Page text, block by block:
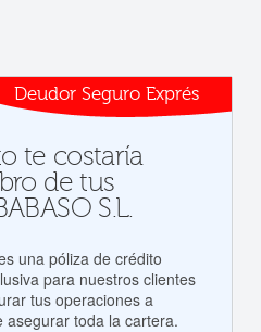
Deudor Seguro Exprés
te costaría
de tus
S.L.
una póliza de crédito
para nuestros clientes
tus operaciones a
asegurar toda la cartera.